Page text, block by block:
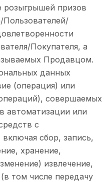
розыгрышей призов
Покупателя, а
Продавцом.
данных
(операция) или
совершаемых
автоматизации или
с
сбор, запись,
хранение,
извлечение,
том числе передачу